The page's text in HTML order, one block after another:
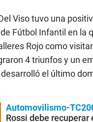
Viso tuvo una
Fútbol Infantil en la
Rojo como
4 triunfos y un
el último
Automovilismo-
Rossi debe recuperar